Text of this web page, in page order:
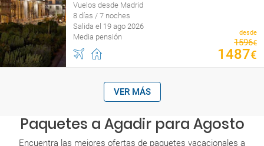
Vuelos desde Madrid
8 días / 7 noches
Salida el 19 ago 2026
Media pensión
desde
1596€
1487€
VER MÁS
Paquetes a Agadir para Agosto
Encuentra las mejores ofertas de paquetes vacacionales a